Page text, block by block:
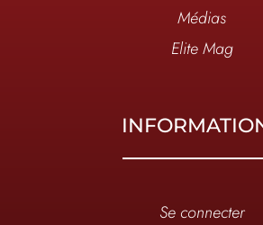
Médias
Elite Mag
Se connecter